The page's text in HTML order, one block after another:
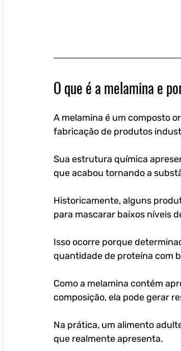
O que é a melamina e
A melamina é um composto
fabricação de produtos
Sua estrutura química
que acabou tornando a
Historicamente, alguns
para mascarar baixos níveis
Isso ocorre porque
quantidade de proteína com
Como a melamina contém
composição, ela pode gerar
Na prática, um alimento
que realmente apresenta.